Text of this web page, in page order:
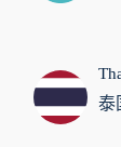
泰